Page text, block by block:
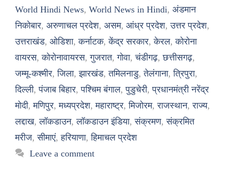
World Hindi News, World News in Hindi, अंडमान
निकोबार, अरुणाचल प्रदेश, असम, आंध्र प्रदेश,उत्तर प्रदेश,
उत्तराखंड, ओडिशा,कर्नाटक,केंद्र सरकार,केरल,कोरोना
वायरस,कोरोनावायरस,गुजरात,गोवा,चंडीगढ़,छत्तीसगढ़,
जम्मू-कश्मीर,जिला,झारखंड,तमिलनाडु,तेलंगाना,त्रिपुरा,
दिल्ली,पंजाब बिहार,पश्चिम बंगाल,पुडुचेरी,प्रधानमंत्री नरेंद्र
मोदी,मणिपुर,मध्यप्रदेश,महाराष्ट्र,मिजोरम,राजस्थान,राज्य,
लद्दाख,लॉकडाउन,लॉकडाउन इंडिया,संक्रमण,संक्रमित
मरीज,सीमाएं,हरियाणा,हिमाचल प्रदेश
Leave a comment